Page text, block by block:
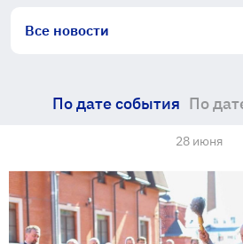
Все новости
По дате события По
28 июня